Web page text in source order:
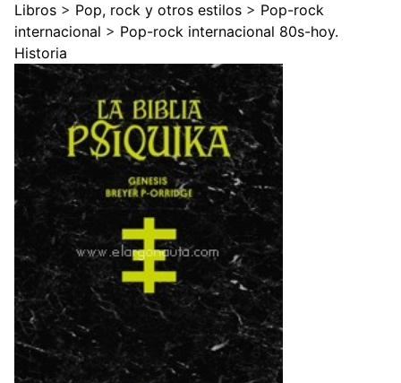
Libros > Pop, rock y otros estilos > Pop-rock
internacional > Pop-rock internacional 80s-hoy.
Historia